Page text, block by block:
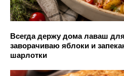
Всегда держу дома лаваш для
заворачиваю яблоки и
шарлотки